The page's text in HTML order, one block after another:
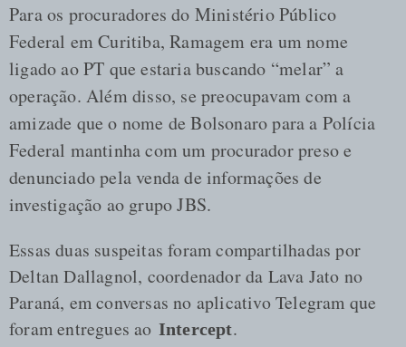
Para os procuradores do Ministério Público
Federal em Curitiba, Ramagem era um nome
ligado ao PT que estaria buscando “melar” a
operação. Além disso, se preocupavam com a
amizade que o nome de Bolsonaro para a Polícia
Federal mantinha com um procurador preso e
denunciado pela venda de informações de
investigação ao grupo JBS.
Essas duas suspeitas foram compartilhadas por
Deltan Dallagnol, coordenador da Lava Jato no
Paraná, em conversas no aplicativo Telegram que
foram entregues ao Intercept.